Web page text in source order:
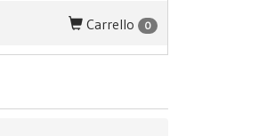
Carrello 0